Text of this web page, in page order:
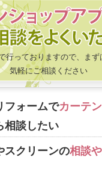
行っておりますので、ま
気軽にご相談ください
フォームでカーテ
相談したい
スクリーンの相談